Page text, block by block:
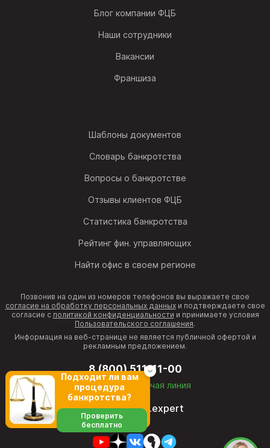
Блог компании ФЦБ
Наши сотрудники
Вакансии
Франшиза
Шаблоны документов
Словарь банкротства
Вопросы о банкротстве
Отзывы клиентов ФЦБ
Статистика банкротства
Рейтинг фин. управляющих
Найти офис в своем регионе
Позвонив на один из номеров телефонов вы выражаете свое
согласие на обработку персональных данныхи подтверждаете свое
согласие с политикой конфиденциальности и принимаете условия
Пользовательского соглашения.
Информация на веб-странице не является публичной офертой и
рекламным предложением.
8 (800) 511-11-00
бесплатная горячая линия
director@fcb.expert
Подходит ли вам
процедура
банкротства?
Проверить
бесплатно